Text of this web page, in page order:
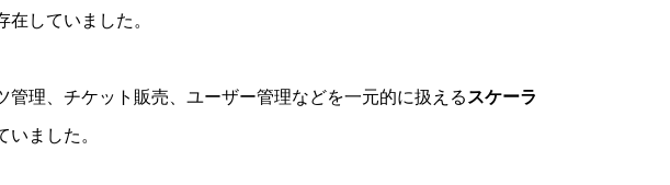
在していました。
理、チケット販売、ユーザー管理などを一元的に扱えるスケーラ
ました。